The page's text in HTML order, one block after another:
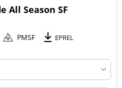
All Season SF
PMSF EPREL